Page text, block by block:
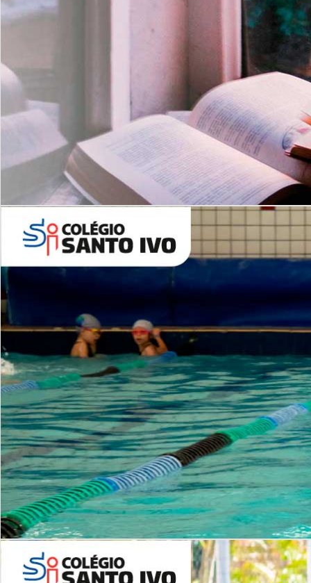
Leituras Literárias
Período Integral | Saiba mais
es
Com imersão Bilingue - Anos
Finais
6º AO 9º ANO FUNDAMENTAL
Inglês: Turmas Reduzidas
(Proficiência)
ALUNOS NOVOS
Entre em Contato
INSTITUCIONAL